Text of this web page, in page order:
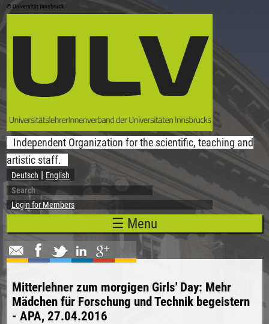
Skip to main content
© Universität Innsbruck
Independent Organization for the scientific, teaching and
artistic staff.
Deutsch English
Search form
Search
Login for Members
☰ Menu
Mitterlehner zum morgigen Girls' Day: Mehr
Mädchen für Forschung und Technik begeistern
- APA, 27.04.2016